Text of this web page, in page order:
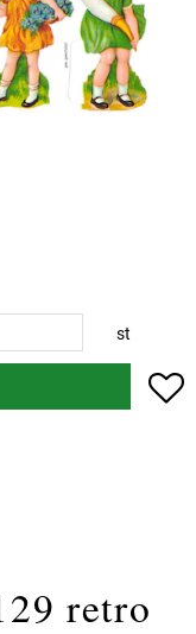
st
retro